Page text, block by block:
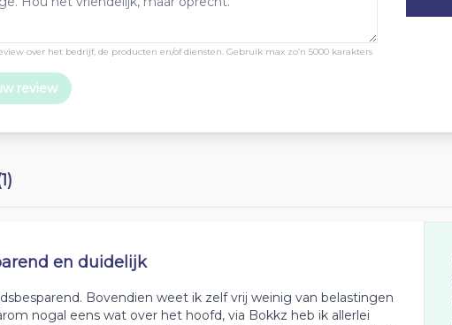
over het bedrijf, de producten en/of diensten. Gebruik max zo’n 5000 karakters
review
en duidelijk
Bovendien weet ik zelf vrij weinig van belastingen
nogal eens wat over het hoofd, via Bokkz heb ik allerlei